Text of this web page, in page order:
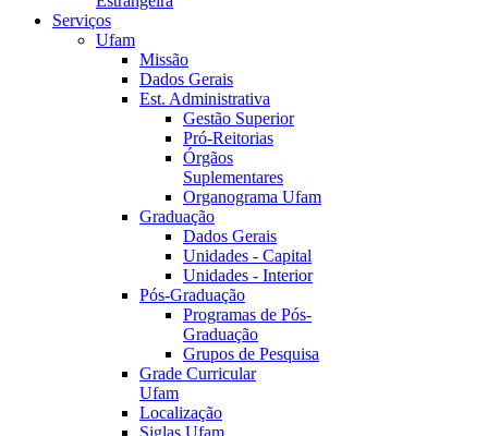
Serviços
Ufam
Missão
Dados Gerais
Est. Administrativa
Gestão Superior
Pró-Reitorias
Órgãos
Suplementares
Organograma Ufam
Graduação
Dados Gerais
Unidades - Capital
Unidades - Interior
Pós-Graduação
Programas de Pós-
Graduação
Grupos de Pesquisa
Grade Curricular
Ufam
Localização
Siglas Ufam